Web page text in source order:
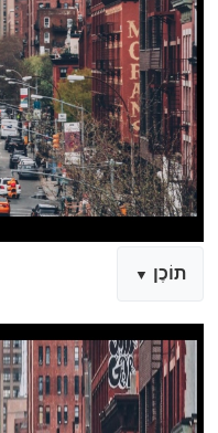
תוֹכֶן